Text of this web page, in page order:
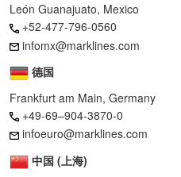
León Guanajuato, Mexico
+52-477-796-0560
infomx@marklines.com
德国
Frankfurt am Main, Germany
+49-69–904-3870-0
infoeuro@marklines.com
中国 (上海)